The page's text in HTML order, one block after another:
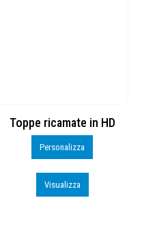
Toppe ricamate in HD
Personalizza
Visualizza